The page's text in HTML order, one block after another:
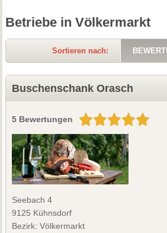
Betriebe in Völkermarkt
Sortieren nach:
Buschenschank Orasch
5 Bewertungen
Seebach 4
9125 Kühnsdorf
Bezirk: Völkermarkt